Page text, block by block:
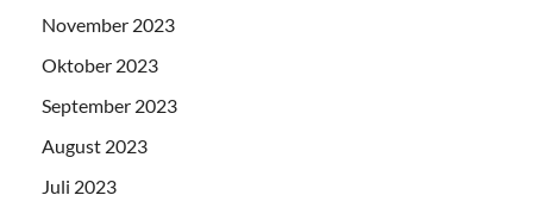
November 2023
Oktober 2023
September 2023
August 2023
Juli 2023